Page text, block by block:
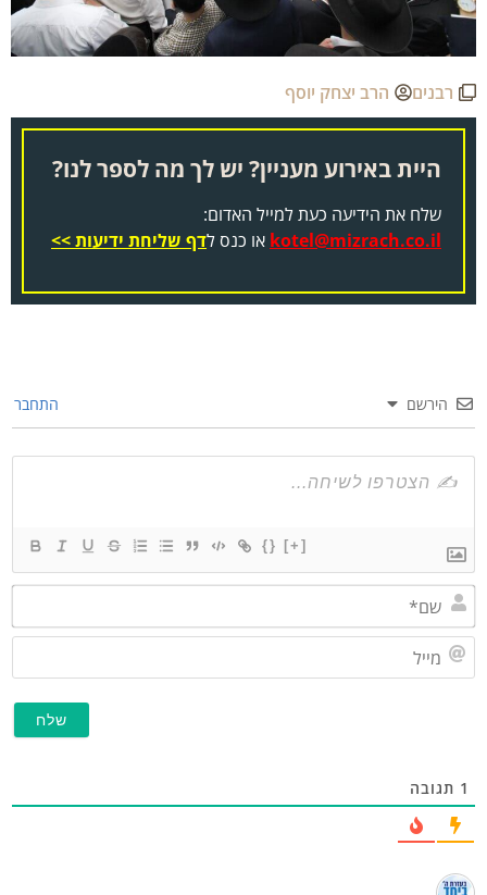
רבנים הרב יצחק יוסף
היית באירוע מעניין? יש לך מה לספר לנו?
שלח את הידיעה כעת למייל האדום:
kotel@mizrach.co.ilאו כנס לדף שליחת ידיעות >>
הירשם התחבר
{} [+]
תגובה